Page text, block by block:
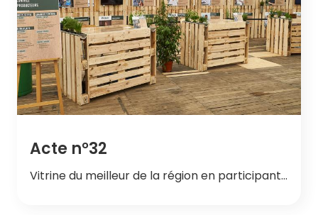
Acte n°32
Vitrine du meilleur de la région en participant…